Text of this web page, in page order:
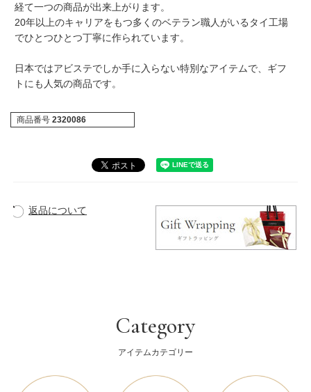
経て一つの商品が出来上がります。
20年以上のキャリアをもつ多くのベテラン職人がいるタイ工場
でひとつひとつ丁寧に作られています。
日本ではアビステでしか手に入らない特別なアイテムで、ギフ
トにも人気の商品です。
商品番号 2320086
返品について
Category
アイテムカテゴリー